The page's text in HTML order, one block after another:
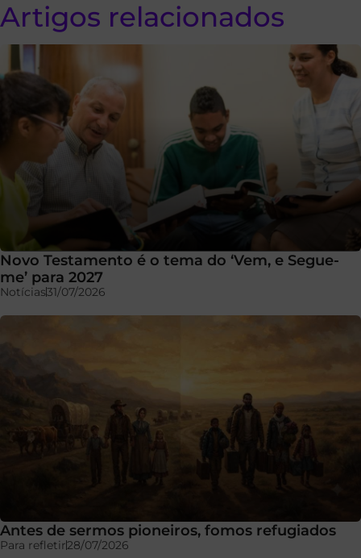
Artigos relacionados
Novo Testamento é o tema do ‘Vem, e Segue-
me’ para 2027
Notícias31/07/2026
Antes de sermos pioneiros, fomos refugiados
Para refletir28/07/2026